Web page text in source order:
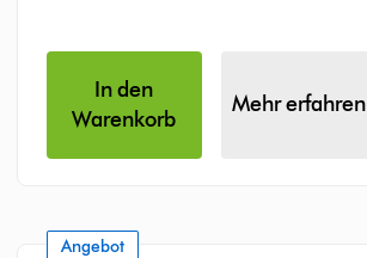
In den
Warenkorb
Mehr erfahren
Angebot